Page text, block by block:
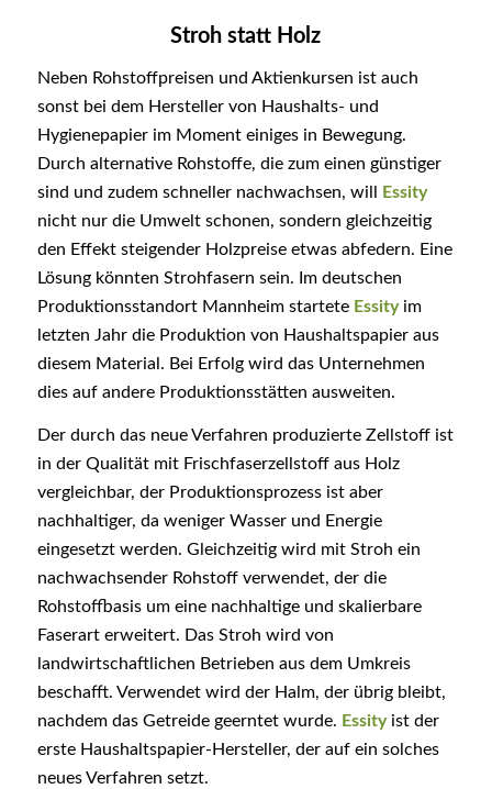
Stroh statt Holz
Neben Rohstoffpreisen und Aktienkursen ist auch
sonst bei dem Hersteller von Haushalts- und
Hygienepapier im Moment einiges in Bewegung.
Durch alternative Rohstoffe, die zum einen günstiger
sind und zudem schneller nachwachsen, will Essity
nicht nur die Umwelt schonen, sondern gleichzeitig
den Effekt steigender Holzpreise etwas abfedern. Eine
Lösung könnten Strohfasern sein. Im deutschen
Produktionsstandort Mannheim startete Essityim
letzten Jahr die Produktion von Haushaltspapier aus
diesem Material. Bei Erfolg wird das Unternehmen
dies auf andere Produktionsstätten ausweiten.
Der durch das neue Verfahren produzierte Zellstoff ist
in der Qualität mit Frischfaserzellstoff aus Holz
vergleichbar, der Produktionsprozess ist aber
nachhaltiger, da weniger Wasser und Energie
eingesetzt werden. Gleichzeitig wird mit Stroh ein
nachwachsender Rohstoff verwendet, der die
Rohstoffbasis um eine nachhaltige und skalierbare
Faserart erweitert. Das Stroh wird von
landwirtschaftlichen Betrieben aus dem Umkreis
beschafft. Verwendet wird der Halm, der übrig bleibt,
nachdem das Getreide geerntet wurde. Essityist der
erste Haushaltspapier-Hersteller, der auf ein solches
neues Verfahren setzt.